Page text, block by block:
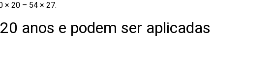
× 20 – 54 × 27.
anos e podem ser aplicadas